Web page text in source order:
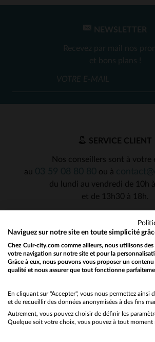
NEWSLETTER
Recevez par mail nos
et bons plans !
SERVICE CLIENT
Nos conseillers sont à votre
au
ou à
du lundi au vendredi de 10h
et de 13h30 à 18h.
Would you like to be redirected to
No
Yes
Naviguez sur notre site en toute simplicité
Chez Cuir-city.com comme ailleurs, nous utilisons
votre navigation sur notre site et pour la
Grâce à eux, nous pouvons vous proposer un
qualité et nous assurer que tout fonctionne
En cliquant sur "Accepter", vous nous permettez ainsi
et de recueillir des données anonymisées à des fins
Autrement, vous pouvez choisir de définir les
Quelque soit votre choix, vous pouvez à tout moment